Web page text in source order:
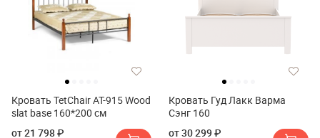
Кровать TetChair AT-915 Wood
slat base 160*200 см
от 21 798 ₽
Кровать Гуд Лакк Варма
Сэнг 160
от 30 299 ₽